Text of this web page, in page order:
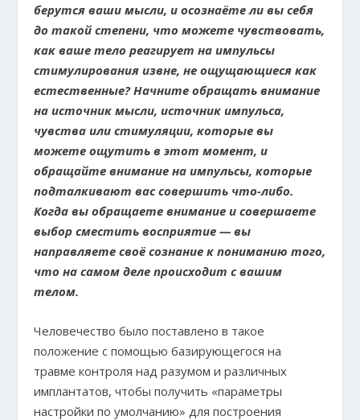
берутся ваши мысли, и осознаёте ли вы себя
до такой степени, что можете чувствовать,
как ваше тело реагирует на импульсы
стимулирования извне, не ощущающиеся как
естественные? Начните обращать внимание
на источник мысли, источник импульса,
чувства или стимуляции, которые вы
можете ощутить в этот момент, и
обращайте внимание на импульсы, которые
подталкивают вас совершить что-либо.
Когда вы обращаете внимание и совершаете
выбор сместить восприятие — вы
направляете своё сознание к пониманию того,
что на самом деле происходит с вашим
телом.
Человечество было поставлено в такое
положение с помощью базирующегося на
травме контроля над разумом и различных
имплантатов, чтобы получить «параметры
настройки по умолчанию» для построения